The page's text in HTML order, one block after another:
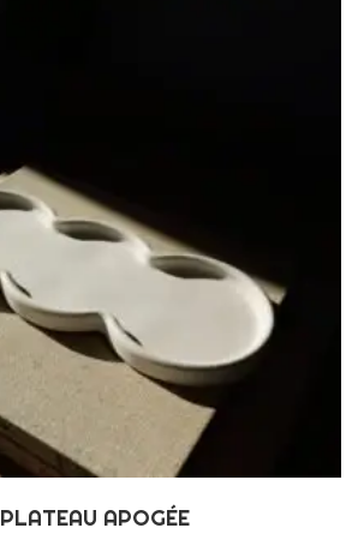
PLATEAU APOGÉE